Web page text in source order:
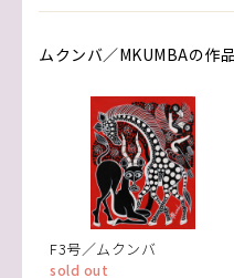
ムクンバ／MKUMBAの作
F3号／ムクンバ
sold out